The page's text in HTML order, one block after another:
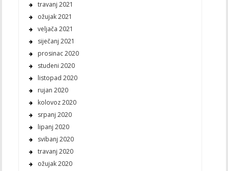
travanj 2021
ožujak 2021
veljača 2021
siječanj 2021
prosinac 2020
studeni 2020
listopad 2020
rujan 2020
kolovoz 2020
srpanj 2020
lipanj 2020
svibanj 2020
travanj 2020
ožujak 2020